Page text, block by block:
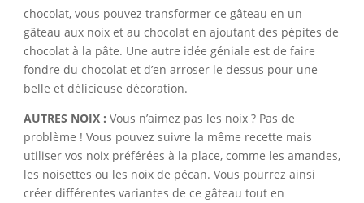
chocolat, vous pouvez transformer ce gâteau en un
gâteau aux noix et au chocolat en ajoutant des pépites de
chocolat à la pâte. Une autre idée géniale est de faire
fondre du chocolat et d’en arroser le dessus pour une
belle et délicieuse décoration.
AUTRES NOIX : Vous n’aimez pas les noix ? Pas de
problème ! Vous pouvez suivre la même recette mais
utiliser vos noix préférées à la place, comme les amandes,
les noisettes ou les noix de pécan. Vous pourrez ainsi
créer différentes variantes de ce gâteau tout en